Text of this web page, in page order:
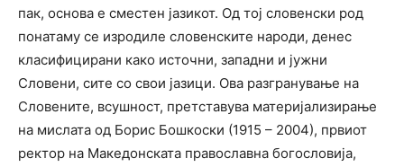
пак, основа е сместен јазикот. Од тој словенски род
понатаму се изродиле словенските народи, денес
класифицирани како источни, западни и јужни
Словени, сите со свои јазици. Ова разгранување на
Словените, всушност, претставува материјализирање
на мислата од Борис Бошкоски (1915 – 2004), првиот
ректор на Македонската православна богословија,